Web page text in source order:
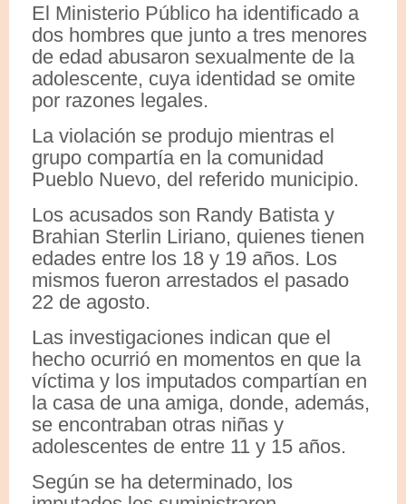
El Ministerio Público ha identificado a
dos hombres que junto a tres menores
de edad abusaron sexualmente de la
adolescente, cuya identidad se omite
por razones legales.
La violación se produjo mientras el
grupo compartía en la comunidad
Pueblo Nuevo, del referido municipio.
Los acusados son Randy Batista y
Brahian Sterlin Liriano, quienes tienen
edades entre los 18 y 19 años. Los
mismos fueron arrestados el pasado
22 de agosto.
Las investigaciones indican que el
hecho ocurrió en momentos en que la
víctima y los imputados compartían en
la casa de una amiga, donde, además,
se encontraban otras niñas y
adolescentes de entre 11 y 15 años.
Según se ha determinado, los